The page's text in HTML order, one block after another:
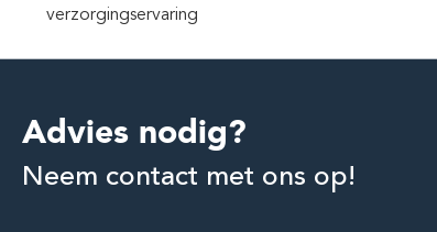
verzorgingservaring
Advies nodig?
Neem contact met ons op!